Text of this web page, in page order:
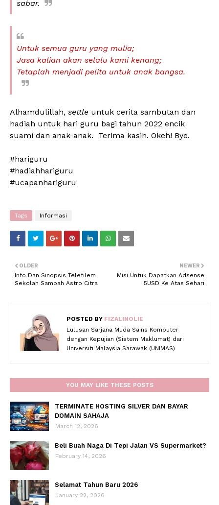
sabar.
Untuk semua guru yang mulia;
Jasa kalian akan selalu kami kenang;
Tetaplah menjadi pelita untuk anak bangsa.
Alhamdulillah, settle untuk cerita sambutan dan
hadiah untuk hari guru bagi tahun 2022 encik
suami dan anak-anak. Terima kasih. Okeh! Bye.
#hariguru
#hadiahhariguru
#ucapanhariguru
Tags Informasi
NEWER
Misi Untuk Dapatkan Adsense
5USD Ke Atas Sehari
OLDER
Info Dan Sinopsis Telefilem
Sekolah Sampah Astro Citra
POSTED BY FIZALINOLIE
Lulusan Sarjana Muda Sains Komputer
dengan Kepujian (Sistem Maklumat) dari
Universiti Malaysia Sarawak (UNIMAS)
YOU MAY LIKE THESE POSTS
TERMINATE HOSTING SILVER DAN BAYAR
DOMAIN SAHAJA
March 12, 2026
Beli Buah Naga Di Tepi Jalan VS Supermarket?
February 14, 2026
Selamat Tahun Baru 2026
January 22, 2026